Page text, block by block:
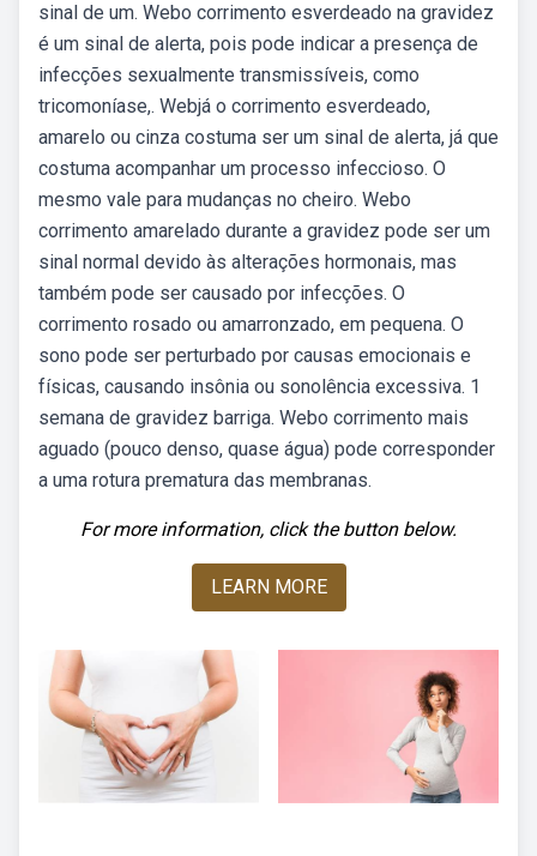
sinal de um. Webo corrimento esverdeado na gravidez
é um sinal de alerta, pois pode indicar a presença de
infecções sexualmente transmissíveis, como
tricomoníase,. Webjá o corrimento esverdeado,
amarelo ou cinza costuma ser um sinal de alerta, já que
costuma acompanhar um processo infeccioso. O
mesmo vale para mudanças no cheiro. Webo
corrimento amarelado durante a gravidez pode ser um
sinal normal devido às alterações hormonais, mas
também pode ser causado por infecções. O
corrimento rosado ou amarronzado, em pequena. O
sono pode ser perturbado por causas emocionais e
físicas, causando insônia ou sonolência excessiva. 1
semana de gravidez barriga. Webo corrimento mais
aguado (pouco denso, quase água) pode corresponder
a uma rotura prematura das membranas.
For more information, click the button below.
LEARN MORE